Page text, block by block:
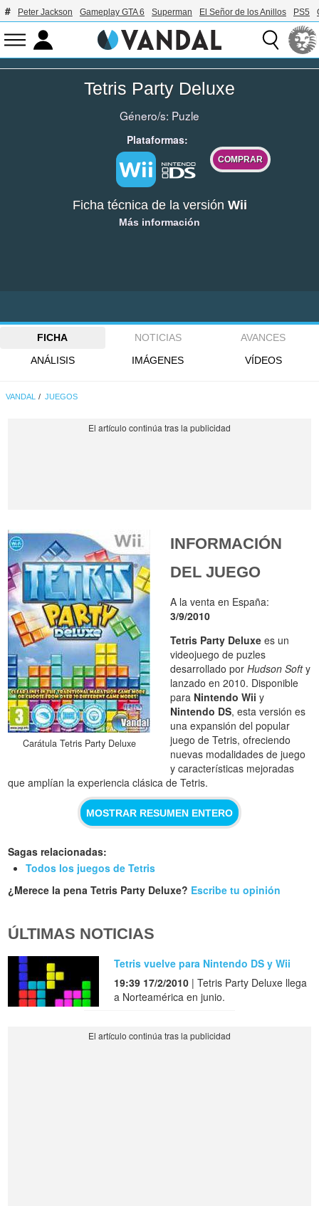
Peter Jackson Gameplay GTA 6 Superman El Señor de los Anillos PS5
Tetris Party Deluxe
Género/s: Puzle
Plataformas:
COMPRAR
Ficha técnica de la versión Wii
Más información
FICHA NOTICIAS
AVANCES
ANÁLISIS
IMÁGENES VÍDEOS
VANDAL JUEGOS
Carátula Tetris Party Deluxe
INFORMACIÓN
DEL JUEGO
A la venta en España:
3/9/2010
Tetris Party Deluxe es un
videojuego de puzles
desarrollado porHudson Softy
lanzado en 2010. Disponible
para Nintendo Wii y
Nintendo DS, esta versión es
una expansión del popular
juego de Tetris, ofreciendo
nuevas modalidades de juego
y características mejoradas
que amplían la experiencia clásica de Tetris.
MOSTRAR RESUMEN ENTERO
Sagas relacionadas:
Todos los juegos de Tetris
¿Merece la pena Tetris Party Deluxe? Escribe tu opinión
ÚLTIMAS NOTICIAS
Tetris vuelve para Nintendo DS y Wii
19:39 17/2/2010 | Tetris Party Deluxe llega
a Norteamérica en junio.